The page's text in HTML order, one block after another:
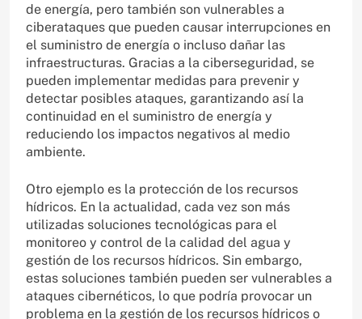
de energía, pero también son vulnerables a
ciberataques que pueden causar interrupciones en
el suministro de energía o incluso dañar las
infraestructuras. Gracias a la ciberseguridad, se
pueden implementar medidas para prevenir y
detectar posibles ataques, garantizando así la
continuidad en el suministro de energía y
reduciendo los impactos negativos al medio
ambiente.
Otro ejemplo es la protección de los recursos
hídricos. En la actualidad, cada vez son más
utilizadas soluciones tecnológicas para el
monitoreo y control de la calidad del agua y
gestión de los recursos hídricos. Sin embargo,
estas soluciones también pueden ser vulnerables a
ataques cibernéticos, lo que podría provocar un
problema en la gestión de los recursos hídricos o